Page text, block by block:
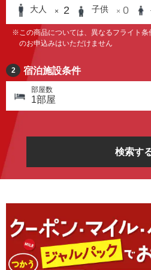
大人 × 2 子供 × 0
※この商品については、異なるフライト条
のお申込みはいただけません
2 宿泊施設条件
部屋数
1部屋
検索す